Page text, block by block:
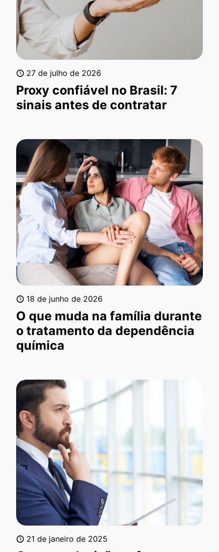
27 de julho de 2026
Proxy confiável no Brasil: 7
sinais antes de contratar
18 de junho de 2026
O que muda na família durante
o tratamento da dependência
química
21 de janeiro de 2025